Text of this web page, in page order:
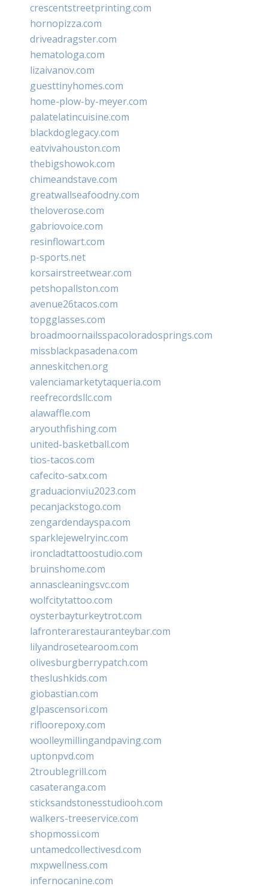
crescentstreetprinting.com
hornopizza.com
driveadragster.com
hematologa.com
lizaivanov.com
guesttinyhomes.com
home-plow-by-meyer.com
palatelatincuisine.com
blackdoglegacy.com
eatvivahouston.com
thebigshowok.com
chimeandstave.com
greatwallseafoodny.com
theloverose.com
gabriovoice.com
resinflowart.com
p-sports.net
korsairstreetwear.com
petshopallston.com
avenue26tacos.com
topgglasses.com
broadmoornailsspacoloradosprings.com
missblackpasadena.com
anneskitchen.org
valenciamarketytaqueria.com
reefrecordsllc.com
alawaffle.com
aryouthfishing.com
united-basketball.com
tios-tacos.com
cafecito-satx.com
graduacionviu2023.com
pecanjackstogo.com
zengardendayspa.com
sparklejewelryinc.com
ironcladtattoostudio.com
bruinshome.com
annascleaningsvc.com
wolfcitytattoo.com
oysterbayturkeytrot.com
lafronterarestauranteybar.com
lilyandrosetearoom.com
olivesburgberrypatch.com
theslushkids.com
giobastian.com
glpascensori.com
rifloorepoxy.com
woolleymillingandpaving.com
uptonpvd.com
2troublegrill.com
casateranga.com
sticksandstonesstudiooh.com
walkers-treeservice.com
shopmossi.com
untamedcollectivesd.com
mxpwellness.com
infernocanine.com